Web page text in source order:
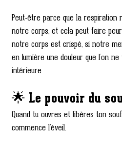
Peut-être parce que la respiration
notre corps, et cela peut faire
notre corps est crispé, si notre
en lumière une douleur que l’on
intérieure.
🌟 Le pouvoir du
Quand tu ouvres et libères ton
commence l’éveil.